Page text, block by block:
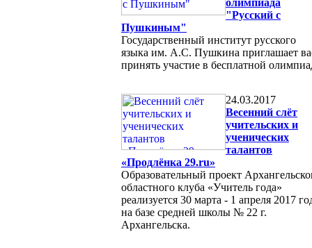
"Русский с
Пушкиным"
Государственный институт русского
языка им. А.С. Пушкина приглашает
принять участие в бесплатной
24.03.2017
Весенний слёт
учительских и
ученических
талантов
«Продлёнка 29.ru»
Образовательный проект
областного клуба «Учитель года»
реализуется 30 марта - 1 апреля 2017
на базе средней школы № 22 г.
Архангельска.